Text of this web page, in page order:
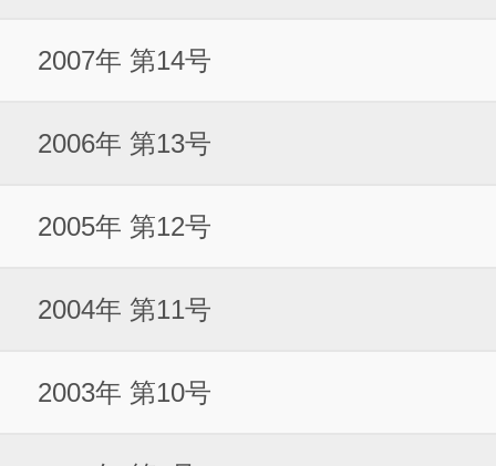
2007年 第14号
2006年 第13号
2005年 第12号
2004年 第11号
2003年 第10号